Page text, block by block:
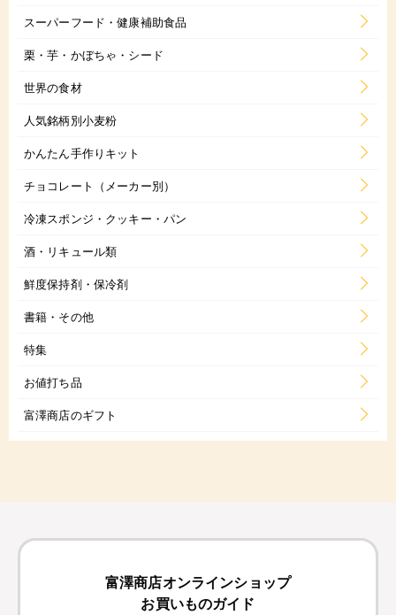
スーパーフード・健康補助食品
栗・芋・かぼちゃ・シード
世界の食材
人気銘柄別小麦粉
かんたん手作りキット
チョコレート（メーカー別）
冷凍スポンジ・クッキー・パン
酒・リキュール類
鮮度保持剤・保冷剤
書籍・その他
特集
お値打ち品
富澤商店のギフト
富澤商店オンラインショップ
お買いものガイド